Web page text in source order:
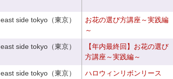
east side tokyo（東京）
お花の選び方講座～実践編
～
east side tokyo（東京）
【年内最終回】お花の選び
方講座～実践編～
east side tokyo（東京） ハロウィンリボンリース